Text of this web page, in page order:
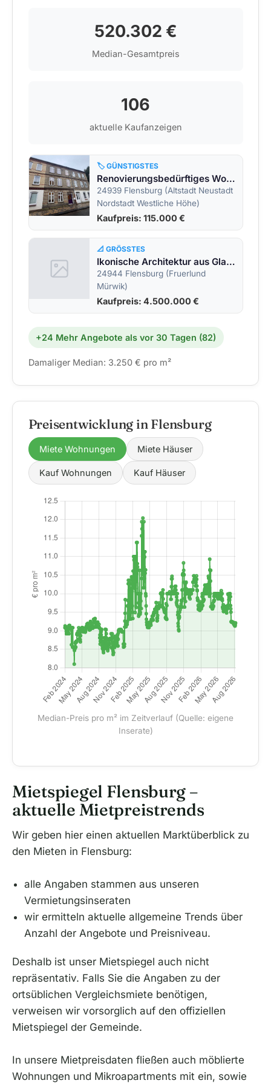
520.302 €
Median-Gesamtpreis
106
aktuelle Kaufanzeigen
🏷️ GÜNSTIGSTES
Renovierungsbedürftiges Wohnhaus mit Potenzial in Flensburgs Norden
24939 Flensburg (Altstadt Neustadt
Nordstadt Westliche Höhe)
Kaufpreis: 115.000 €
📐 GRÖSSTES
Ikonische Architektur aus Glas, Licht und Raum – über der Förde
24944 Flensburg (Fruerlund
Mürwik)
Kaufpreis: 4.500.000 €
+24 Mehr Angebote als vor 30 Tagen (82)
Damaliger Median: 3.250 € pro m²
Preisentwicklung in Flensburg
Miete Wohnungen Miete Häuser
Kauf Wohnungen Kauf Häuser
Median-Preis pro m² im Zeitverlauf (Quelle: eigene
Inserate)
Mietspiegel Flensburg –
aktuelle Mietpreistrends
Wir geben hier einen aktuellen Marktüberblick zu
den Mieten in Flensburg:
alle Angaben stammen aus unseren
Vermietungsinseraten
wir ermitteln aktuelle allgemeine Trends über
Anzahl der Angebote und Preisniveau.
Deshalb ist unser Mietspiegel auch nicht
repräsentativ. Falls Sie die Angaben zu der
ortsüblichen Vergleichsmiete benötigen,
verweisen wir vorsorglich auf den offiziellen
Mietspiegel der Gemeinde.
In unsere Mietpreisdaten fließen auch möblierte
Wohnungen und Mikroapartments mit ein, sowie